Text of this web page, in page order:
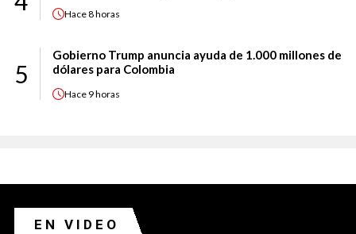
Hace8 horas
5
Gobierno Trump anuncia ayuda de 1.000 millones de
dólares para Colombia
Hace 9 horas
EN VIDEO